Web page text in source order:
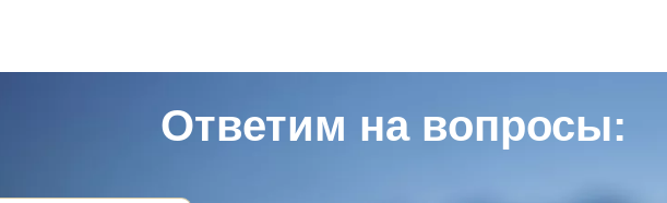
Ответим на вопросы: